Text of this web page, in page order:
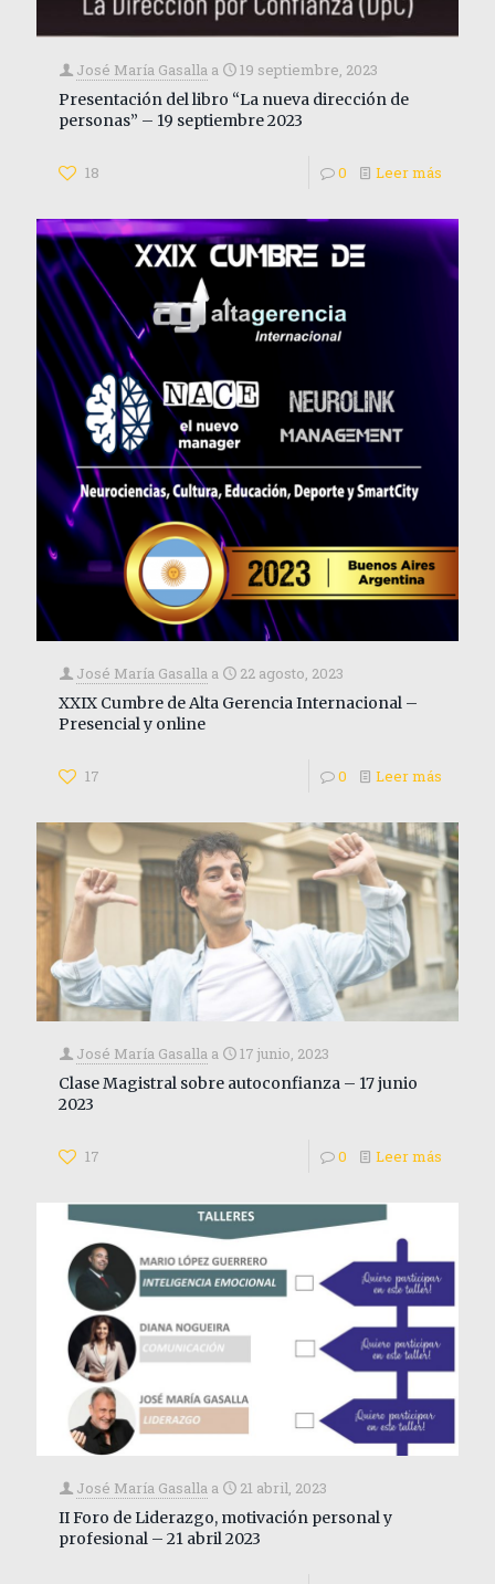
José María Gasalla a
19 septiembre, 2023
Presentación del libro “La nueva dirección de
personas” – 19 septiembre 2023
18 0 Leer más
José María Gasalla a
22 agosto, 2023
XXIX Cumbre de Alta Gerencia Internacional –
Presencial y online
17 0 Leer más
José María Gasalla a
17 junio, 2023
Clase Magistral sobre autoconfianza – 17 junio
2023
17 0 Leer más
José María Gasalla a
21 abril, 2023
II Foro de Liderazgo, motivación personal y
profesional – 21 abril 2023